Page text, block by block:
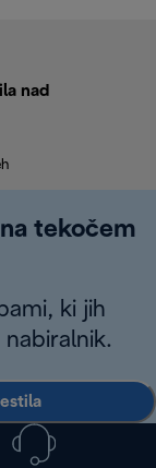
nad
tekočem
ki jih